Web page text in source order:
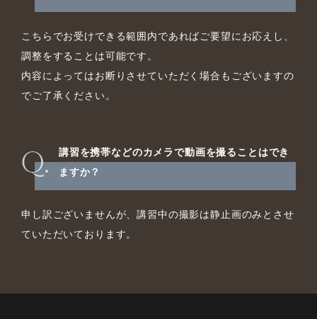
こちらでお受けできる範囲内であればご要望にお応えし、
調整をすることは可能です。
内容によってはお断りさせていただく場合もございますの
でご了承ください。
講習を携帯などのカメラで動画を撮ることはでき
ますか？
申し訳ございませんが、講習中の撮影は静止画のみとさせ
ていただいております。